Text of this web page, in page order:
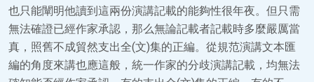
也只能闡明他讀到這兩份演講記載的能夠性很年夜。但只需
無法確證已經作家承認，那么無論記載者記載時多麼嚴厲當
真，照舊不成貿然支出全(文)集的正編。從規范演講文本匯
編的角度來講也應這般，統一作家的分歧演講記載，均無法